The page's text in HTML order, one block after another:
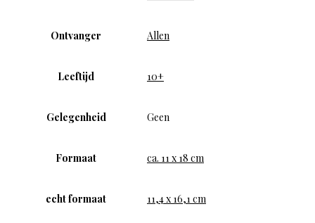
Ontvanger Allen
Leeftijd 10+
Gelegenheid Geen
Formaat ca. 11 x 18 cm
echt formaat 11,4 x 16,1 cm